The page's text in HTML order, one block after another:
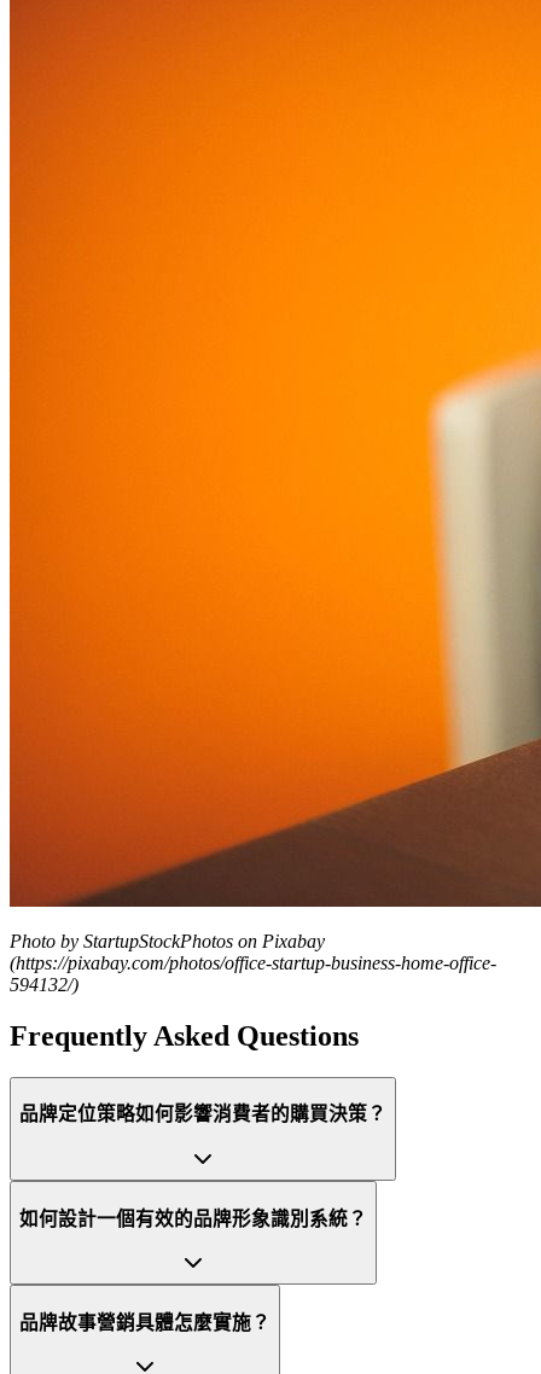
Photo by StartupStockPhotos on Pixabay
(https://pixabay.com/photos/office-startup-business-home-office-
594132/)
Frequently Asked Questions
品牌定位策略如何影響消費者的購買決策？
如何設計一個有效的品牌形象識別系統？
品牌故事營銷具體怎麼實施？